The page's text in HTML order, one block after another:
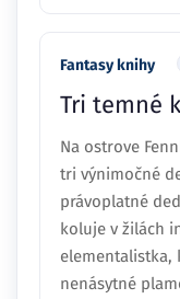
Fantasy knihy
Tri temné
Na ostrove
tri výnimočné
právoplatné
koluje v žilách
elementalistka,
nenásytné